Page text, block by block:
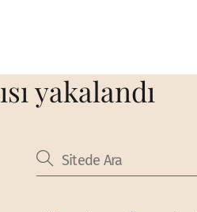
yakalandı